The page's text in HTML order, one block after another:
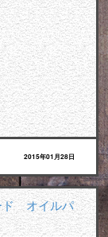
2015年01月28日
ド オイルパ